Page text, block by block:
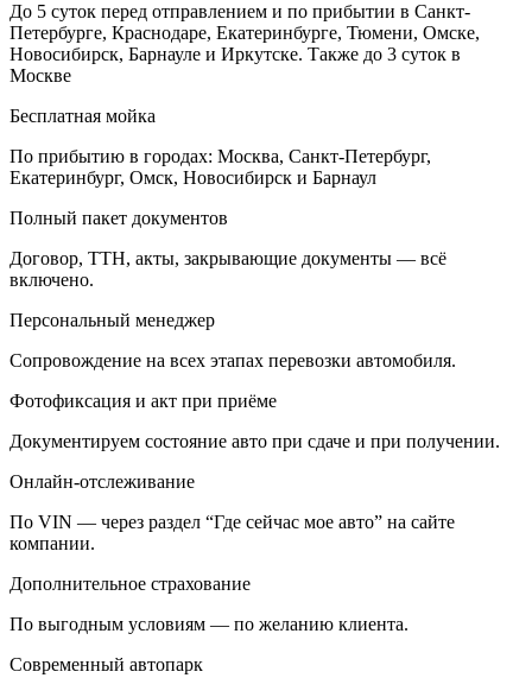
До 5 суток перед отправлением и по прибытии в Санкт-
Петербурге, Краснодаре, Екатеринбурге, Тюмени, Омске,
Новосибирск, Барнауле и Иркутске. Также до 3 суток в
Москве
Бесплатная мойка
По прибытию в городах: Москва, Санкт-Петербург,
Екатеринбург, Омск, Новосибирск и Барнаул
Полный пакет документов
Договор, ТТН, акты, закрывающие документы — всё
включено.
Персональный менеджер
Сопровождение на всех этапах перевозки автомобиля.
Фотофиксация и акт при приёме
Документируем состояние авто при сдаче и при получении.
Онлайн-отслеживание
По VIN — через раздел “Где сейчас мое авто” на сайте
компании.
Дополнительное страхование
По выгодным условиям — по желанию клиента.
Современный автопарк